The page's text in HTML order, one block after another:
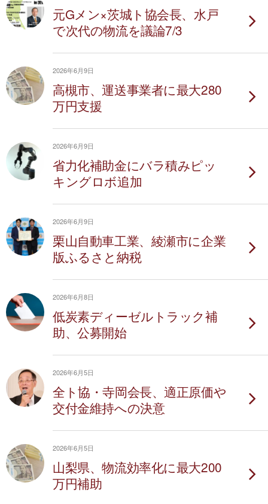
元Gメン×茨城ト協会長、水戸
で次代の物流を議論7/3
2026年6月9日
高槻市、運送事業者に最大280
万円支援
2026年6月9日
省力化補助金にバラ積みピッ
キングロボ追加
2026年6月9日
栗山自動車工業、綾瀬市に企業
版ふるさと納税
2026年6月8日
低炭素ディーゼルトラック補
助、公募開始
2026年6月5日
全ト協・寺岡会長、適正原価や
交付金維持への決意
2026年6月5日
山梨県、物流効率化に最大200
万円補助